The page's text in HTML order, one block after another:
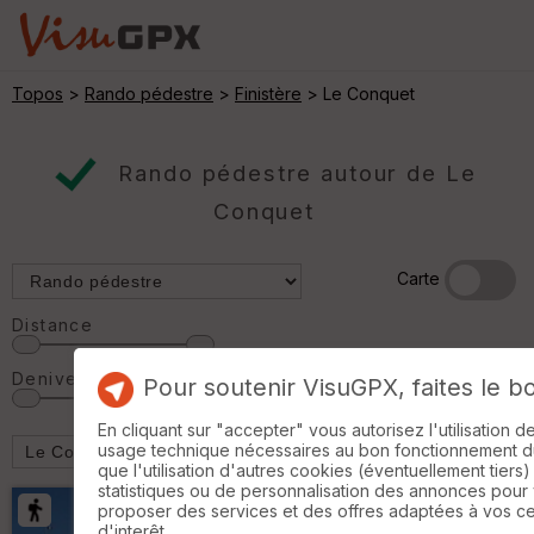
Topos > Rando pédestre > Finistère > Le Conquet
Rando pédestre autour de Le
Conquet
Carte
Distance
Denivelé Pour soutenir VisuGPX, faites le
En cliquant sur "accepter" vous autorisez l'utilisation
usage technique nécessaires au bon fonctionnement
que l'utilisation d'autres cookies (éventuellement
statistiques ou de personnalisation des annonces pour
proposer des services et des offres adaptées à vos